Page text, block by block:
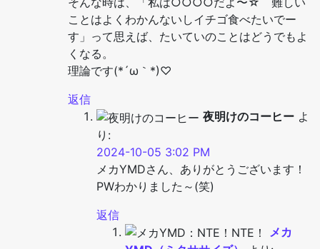
ことはよくわかんないしイチゴ食べたいでー
す」って思えば、たいていのことはどうでもよ
くなる。
理論です(*´ω｀*)♡
返信
夜明けのコーヒー よ
り:
2024-10-05 3:02 PM
メカYMDさん、ありがとうございます！
PWわかりました～(笑)
返信
メカ